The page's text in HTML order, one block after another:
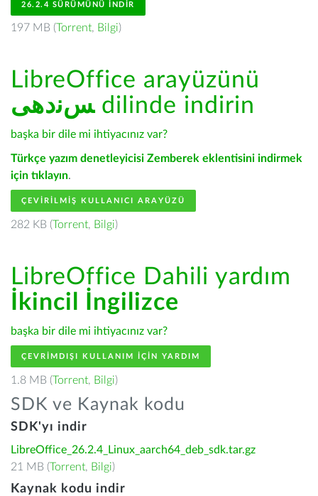
26.2.4 SÜRÜMÜNÜ İNDIR
197 MB (Torrent, Bilgi)
LibreOffice arayüzünü
ﺲﻧﺩھیdilinde indirin
başka bir dile mi ihtiyacınız var?
Türkçe yazım denetleyicisi Zemberek eklentisini indirmek
için tıklayın.
ÇEVIRILMIŞ KULLANICI ARAYÜZÜ
282 KB (Torrent, Bilgi)
LibreOffice Dahili yardım
İkincil İngilizce
başka bir dile mi ihtiyacınız var?
ÇEVRIMDIŞI KULLANIM IÇIN YARDIM
1.8 MB (Torrent, Bilgi)
SDK ve Kaynak kodu
SDK'yı indir
LibreOffice_26.2.4_Linux_aarch64_deb_sdk.tar.gz
21 MB (Torrent, Bilgi)
Kaynak kodu indir